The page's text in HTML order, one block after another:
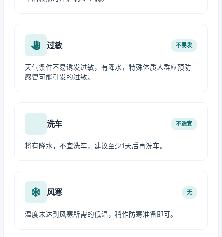
过敏 不易发
天气条件不易诱发过敏，有降水，特殊体质人群应预防
感冒可能引发的过敏。
洗车 不适宜
将有降水，不宜洗车，建议至少1天后再洗车。
风寒 无
温度未达到风寒所需的低温，稍作防寒准备即可。